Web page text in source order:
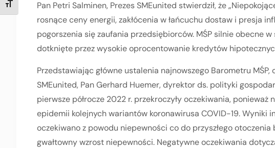
TOGGLE FONT SIZE
Pan Petri Salminen, Prezes SMEunited stwierdził, że
rosnące ceny energii, zakłócenia w łańcuchu dostaw i presja
pogorszenia się zaufania przedsiębiorców. MŚP silnie obecne
dotknięte przez wysokie oprocentowanie kredytów
Przedstawiając główne ustalenia najnowszego Barometru
SMEunited, Pan Gerhard Huemer, dyrektor ds. polityki
pierwsze półrocze 2022 r. przekroczyły oczekiwania, ponieważ
epidemii kolejnych wariantów koronawirusa COVID-19. Wyniki
oczekiwano z powodu niepewności co do przyszłego otoczenia
gwałtowny wzrost niepewności. Negatywne oczekiwania